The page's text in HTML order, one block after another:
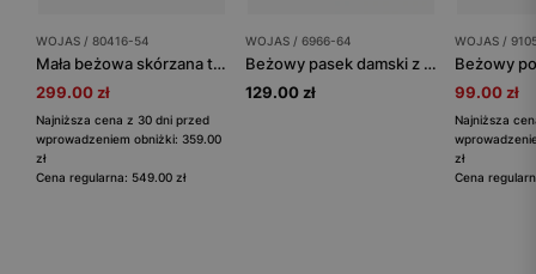
WOJAS / 80416-54
Mała beżowa skórzana torebka na co dzień
299.00 zł
Najniższa cena z 30 dni przed
wprowadzeniem obniżki: 359.00
zł
Cena regularna: 549.00 zł
WOJAS / 6966-64
Beżowy pasek damski z dwoiny welurowej
129.00 zł
WOJAS /
99.00 zł
Najniższa
zł
Cena